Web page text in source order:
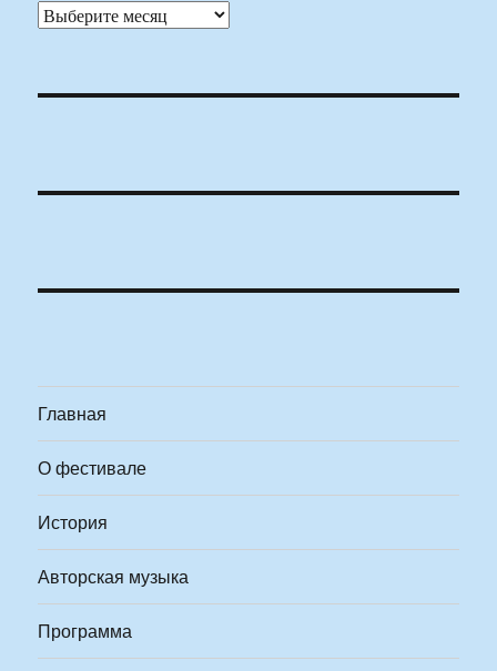
Архивы
Главная
О фестивале
История
Авторская музыка
Программа